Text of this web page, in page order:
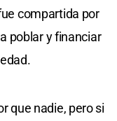
compartida por
poblar y financiar
que nadie, pero si